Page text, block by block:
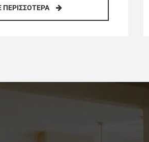
τέλεια τη μινιμαλιστική
σχεδιασμού με την πρακτική
κόκκων ξύλου. Με
εξωτερικούς χώρους.
ΠΕΡΙΣΣΌΤΕΡΑ